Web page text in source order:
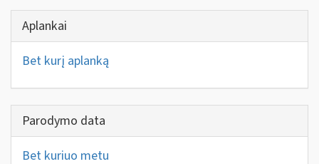
Aplankai
Bet kurį aplanką
Parodymo data
Bet kuriuo metu